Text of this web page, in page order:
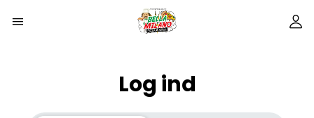
Log ind